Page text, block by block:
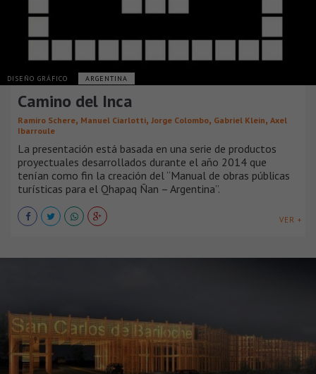
DISEÑO GRÁFICO ARGENTINA
Camino del Inca
Ramiro Schere, Manuel Ciarlotti, Jorge Colombo, Gabriel Klein, Axel
Ibarroule
La presentación está basada en una serie de productos
proyectuales desarrollados durante el año 2014 que
tenían como fin la creación del “Manual de obras públicas
turísticas para el Qhapaq Ñan – Argentina”.
VER +